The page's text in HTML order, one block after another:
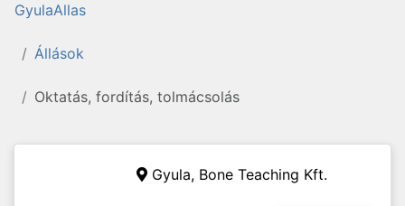
GyulaAllas
Állások
Oktatás, fordítás, tolmácsolás
Gyula, Bone Teaching Kft.